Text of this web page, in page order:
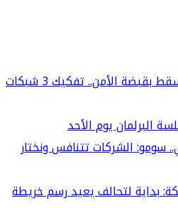
شبكة دولية لبيع الأعضاء تسقط بقبضة الأمن.. تفكيك 3 شبكات
سومو: الشركات تتنافس ونختار
بداية لتحالف يعيد رسم خريطة